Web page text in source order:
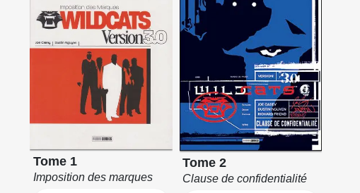
Tome 1
Imposition des marques
Tome 2
Clause de confidentialité